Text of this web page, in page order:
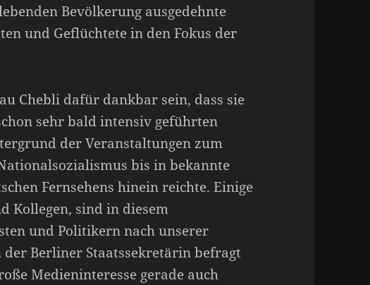
Bevölkerung ausgedehnte
und Geflüchtete in den Fokus der
Chebli dafür dankbar sein, dass sie
sehr bald intensiv geführten
der Veranstaltungen zum
bis in bekannte
Fernsehens hinein reichte. Einige
Kollegen, sind in diesem
und Politikern nach unserer
Berliner Staatssekretärin befragt
Medieninteresse gerade auch